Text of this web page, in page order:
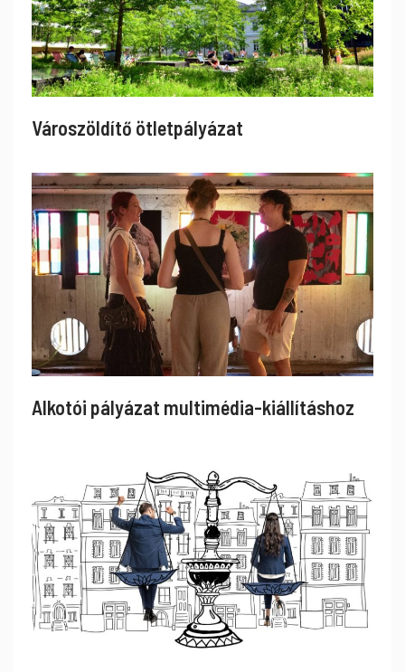
Városzöldítő ötletpályázat
Alkotói pályázat multimédia-kiállításhoz